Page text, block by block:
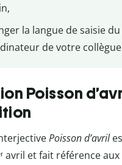
la langue de saisie
de votre
Poisson
Poisson d’avril
avril et fait référence aux